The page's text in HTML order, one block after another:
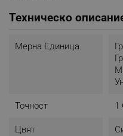
Техническо
Мерна Единица
Точност 1
Цвят